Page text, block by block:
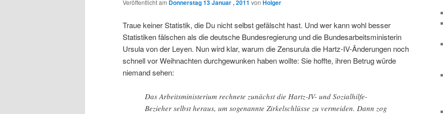
Veröffentlicht am Donnerstag 13 Januar , 2011 von Holger
Traue keiner Statistik, die Du nicht selbst gefälscht hast. Und wer kann wohl besser
Statistiken fälschen als die deutsche Bundesregierung und die Bundesarbeitsministerin
Ursula von der Leyen. Nun wird klar, warum die Zensurula die Hartz-IV-Änderungen noch
schnell vor Weihnachten durchgewunken haben wollte: Sie hoffte, ihren Betrug würde
niemand sehen:
Das Arbeitsministerium rechnete zunächst die Hartz-IV- und Sozialhilfe-
Bezieher selbst heraus, um sogenannte Zirkelschlüsse zu vermeiden. Dann zog